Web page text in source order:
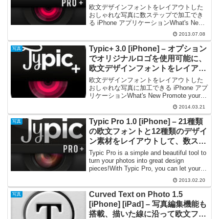
トしたおしゃれな写真に加工でき
る
欧文デザインフォントをレイアウトした
おしゃれな写真に数ステップで加工でき
る iPhone アプリケーションWhat's New
(v.1.3) 7 more free fonts, and the option
2013.07.08
写真
Typic+ 3.0 [iPhone] – オプション
でオリジナルロゴを使用可能に、
欧文デザインフォントをレイアウ
トしたおしゃれな写真を作れる
欧文デザインフォントをレイアウトした
おしゃれな写真に加工できる iPhone アプ
リケーションWhat's New Promote your
brand! This cool feature is great for2014.03.21
写真
Typic Pro 1.0 [iPhone] – 21種類
の欧文フォントと12種類のデザイ
ン素材をレイアウトして、数ステ
ップでおしゃれな写真に加工でき
る
Typic Pro is a simple and beautiful tool to
turn your photos into great design
pieces!With Typic Pro, you can let your
2013.02.20
写真
Curved Text on Photo 1.5
[iPhone] [iPad] – 写真編集機能も
搭載、描いた線に沿って欧文フォ